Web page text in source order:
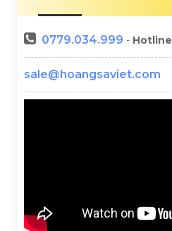
0779.034.999 - Hotline
sale@hoangsaviet.com